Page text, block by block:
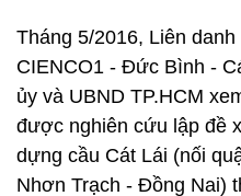
Tháng 5/2016, Liên
CIENCO1 - Đức Bình -
ủy và UBND TP.HCM
được nghiên cứu lập đề
dựng cầu Cát Lái (nối
Nhơn Trạch - Đồng Nai)